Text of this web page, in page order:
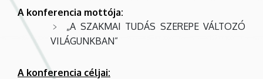
A konferencia mottója:
„A SZAKMAI TUDÁS SZEREPE VÁLTOZÓ
VILÁGUNKBAN”
A konferencia céljai: